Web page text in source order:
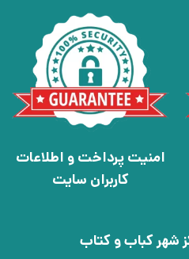
امنیت پرداخت و اطلاعات
کاربران سایت
شهر کباب و کتاب